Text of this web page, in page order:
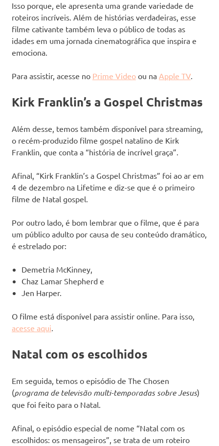
Isso porque, ele apresenta uma grande variedade de
roteiros incríveis. Além de histórias verdadeiras, esse
filme cativante também leva o público de todas as
idades em uma jornada cinematográfica que inspira e
emociona.
Para assistir, acesse no Prime Video ou na Apple TV.
Kirk Franklin’s a Gospel Christmas
Além desse, temos também disponível para streaming,
o recém-produzido filme gospel natalino de Kirk
Franklin, que conta a “história de incrível graça”.
Afinal, “Kirk Franklin’s a Gospel Christmas” foi ao ar em
4 de dezembro na Lifetime e diz-se que é o primeiro
filme de Natal gospel.
Por outro lado, é bom lembrar que o filme, que é para
um público adulto por causa de seu conteúdo dramático,
é estrelado por:
Demetria McKinney,
Chaz Lamar Shepherd e
Jen Harper.
O filme está disponível para assistir online. Para isso,
acesse aqui.
Natal com os escolhidos
Em seguida, temos o episódio de The Chosen
(programa de televisão multi-temporadas sobre Jesus)
que foi feito para o Natal.
Afinal, o episódio especial de nome “Natal com os
escolhidos: os mensageiros”, se trata de um roteiro